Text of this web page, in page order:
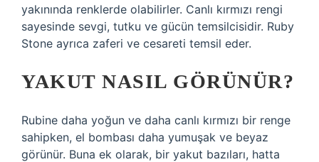
yakınında renklerde olabilirler. Canlı kırmızı rengi
sayesinde sevgi, tutku ve gücün temsilcisidir. Ruby
Stone ayrıca zaferi ve cesareti temsil eder.
YAKUT NASIL GÖRÜNÜR?
Rubine daha yoğun ve daha canlı kırmızı bir renge
sahipken, el bombası daha yumuşak ve beyaz
görünür. Buna ek olarak, bir yakut bazıları, hatta